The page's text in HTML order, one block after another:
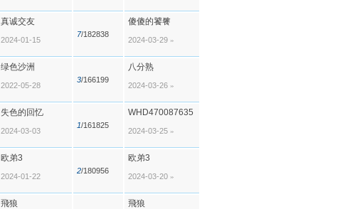
真诚交友
2024-01-15
7/182838
傻傻的饕餮
2024-03-29 »
绿色沙洲
2022-05-28
3/166199
八分熟
2024-03-26 »
失色的回忆
2024-03-03
1/161825
WHD470087635
2024-03-25 »
欧弟3
2024-01-22
2/180956
欧弟3
2024-03-20 »
飛狼 飛狼